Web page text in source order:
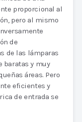
proporcional al
pero al mismo
de
de las lámparas
baratas y muy
áreas. Pero
eficientes y
de entrada se